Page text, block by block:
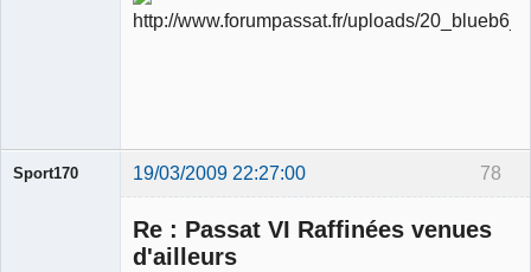
78
Sport170 19/03/2009 22:27:00
Re : Passat VI Raffinées venues
d'ailleurs